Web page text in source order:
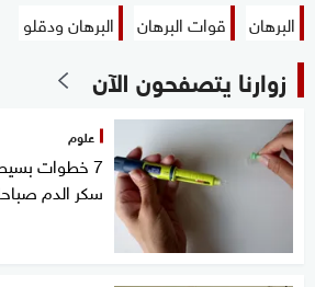
البرهان قوات البرهان البرهان ودقلو
زوارنا يتصفحون الآن
علوم
7 خطوات
سكر الدم